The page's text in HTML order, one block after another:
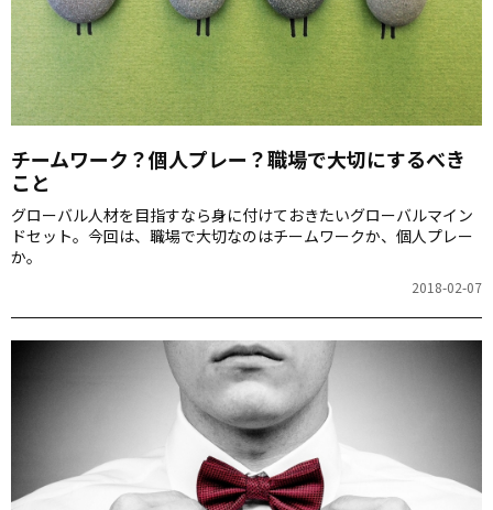
チームワーク？個人プレー？職場で大切にするべき
こと
グローバル人材を目指すなら身に付けておきたいグローバルマイン
ドセット。今回は、職場で大切なのはチームワークか、個人プレー
か。
2018-02-07